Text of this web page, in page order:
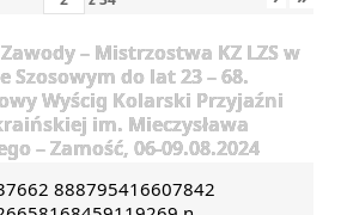
– Mistrzostwa KZ LZS w
Szosowym do lat 23 – 68.
Wyścig Kolarski Przyjaźni
im. Mieczysława
– Zamość, 06-09.08.2024
888795416607842